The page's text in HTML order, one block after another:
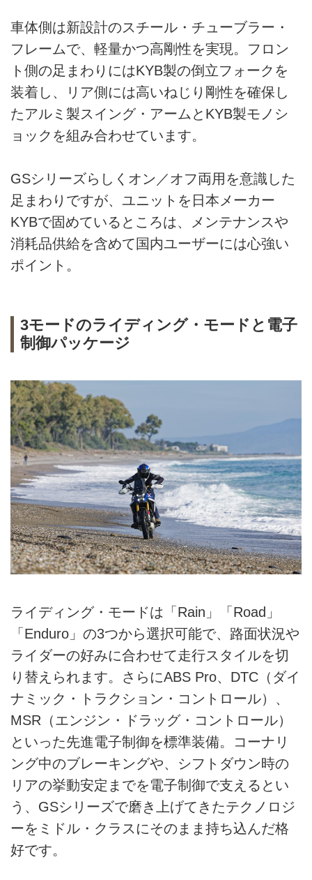
車体側は新設計のスチール・チューブラー・
フレームで、軽量かつ高剛性を実現。フロン
ト側の足まわりにはKYB製の倒立フォークを
装着し、リア側には高いねじり剛性を確保し
たアルミ製スイング・アームとKYB製モノシ
ョックを組み合わせています。
GSシリーズらしくオン／オフ両用を意識した
足まわりですが、ユニットを日本メーカー
KYBで固めているところは、メンテナンスや
消耗品供給を含めて国内ユーザーには心強い
ポイント。
3モードのライディング・モードと電子
制御パッケージ
ライディング・モードは「Rain」「Road」
「Enduro」の3つから選択可能で、路面状況や
ライダーの好みに合わせて走行スタイルを切
り替えられます。さらにABS Pro、DTC（ダイ
ナミック・トラクション・コントロール）、
MSR（エンジン・ドラッグ・コントロール）
といった先進電子制御を標準装備。コーナリ
ング中のブレーキングや、シフトダウン時の
リアの挙動安定までを電子制御で支えるとい
う、GSシリーズで磨き上げてきたテクノロジ
ーをミドル・クラスにそのまま持ち込んだ格
好です。